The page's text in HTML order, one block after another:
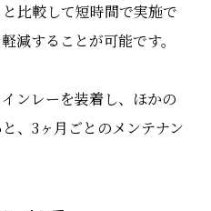
比較して短時間で実施で
減することが可能です。
ンレーを装着し、ほかの
、3ヶ月ごとのメンテナン